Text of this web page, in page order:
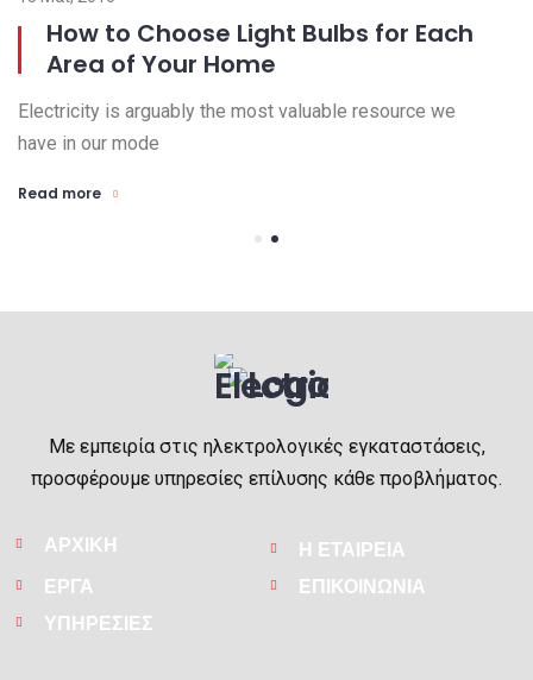
How to Choose Light Bulbs for Each
Area of Your Home
Electricity is arguably the most valuable resource we
have in our mode
Read more
Με εμπειρία στις ηλεκτρολογικές εγκαταστάσεις,
προσφέρουμε υπηρεσίες επίλυσης κάθε προβλήματος.
ΑΡΧΙΚΗ
Η ΕΤΑΙΡΕΙΑ
ΕΡΓΑ
ΕΠΙΚΟΙΝΩΝΙΑ
ΥΠΗΡΕΣΙΕΣ